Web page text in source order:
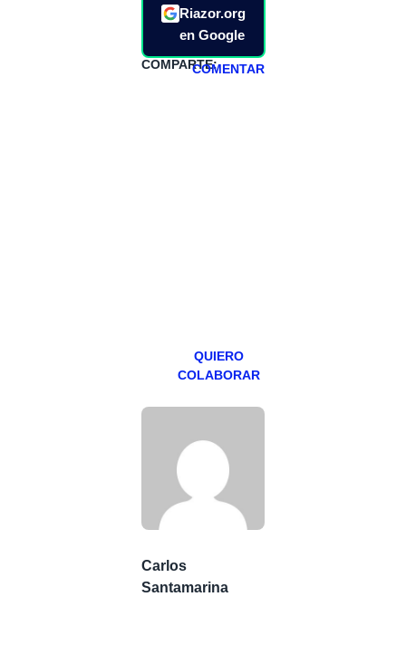
Riazor.org
en Google
COMPARTE:COMENTAR
QUIERO
COLABORAR
Carlos
Santamarina